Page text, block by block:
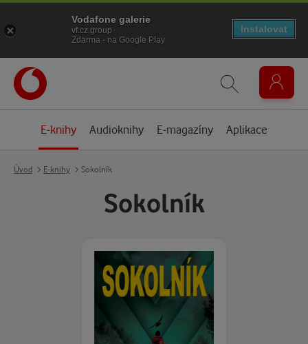
E-knihy Audioknihy E-magazíny Aplikace
Úvod E-knihy Sokolník
Sokolník
Vodafone galerie
vf.cz.group
Zdarma - na Google Play
Instalovat